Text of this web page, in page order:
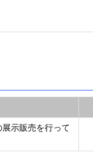
示販売を行って